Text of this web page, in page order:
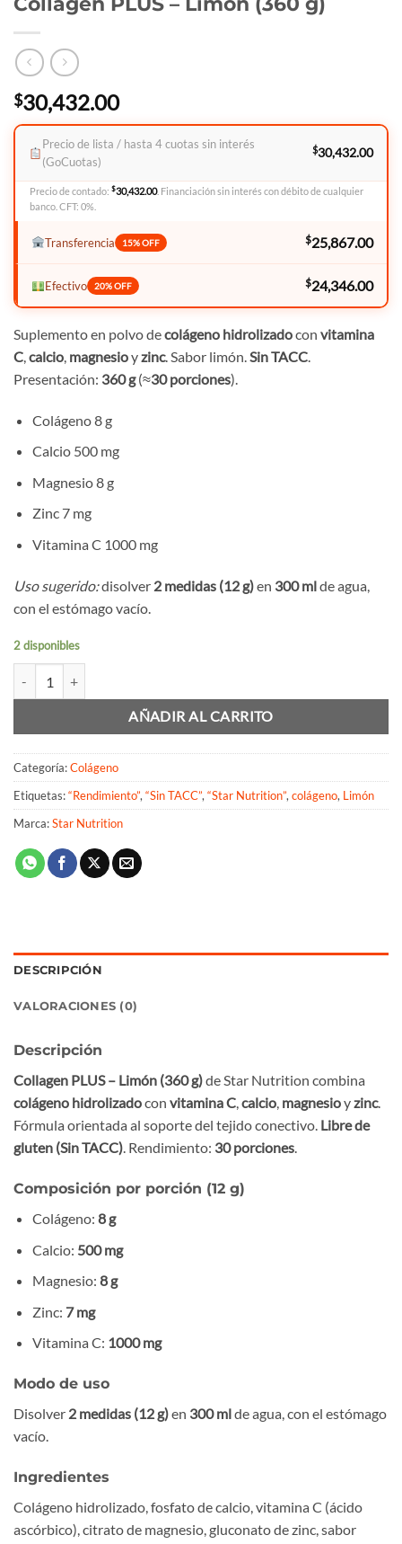
$30,432.00
Precio de lista / hasta 4 cuotas sin interés
(GoCuotas)
$30,432.00
Precio de contado: $30,432.00. Financiación sin interés con débito de cualquier
banco. CFT: 0%.
Transferencia 15% OFF $25,867.00
Efectivo 20% OFF $24,346.00
Suplemento en polvo decolágeno hidrolizadocon vitamina
C calcio magnesioyzinc. Sabor limón. Sin TACC
Presentación: 360 g(≈30 porciones).
Colágeno 8 g
Calcio 500 mg
Magnesio 8 g
Zinc 7 mg
Vitamina C 1000 mg
Uso sugerido:disolver 2 medidas (12 g)en 300 mlde agua,
con el estómago vacío.
2 disponibles
AÑADIR AL CARRITO
Categoría:Colágeno
Etiquetas:“Rendimiento”,“Sin TACC”,“Star Nutrition”,colágeno, Limón
Marca:Star Nutrition
DESCRIPCIÓN
VALORACIONES (0)
Descripción
Collagen PLUS – Limón (360 g)de Star Nutrition combina
colágeno hidrolizadocon vitamina C,calcio, magnesioyzinc.
Fórmula orientada al soporte del tejido conectivo. Libre de
gluten (Sin TACC). Rendimiento: 30 porciones.
Composición por porción (12 g)
Colágeno: 8 g
Calcio: 500 mg
Magnesio: 8 g
Zinc: 7 mg
Vitamina C: 1000 mg
Modo de uso
Disolver 2 medidas (12 g)en 300 mlde agua, con el estómago
vacío.
Ingredientes
Colágeno hidrolizado, fosfato de calcio, vitamina C (ácido
ascórbico), citrato de magnesio, gluconato de zinc, sabor